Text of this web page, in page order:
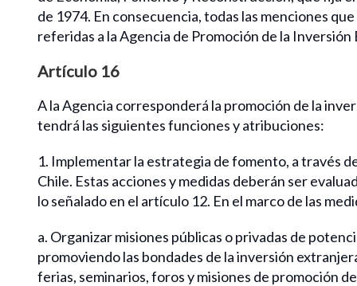
de 1974. En consecuencia, todas las menciones
referidas a la Agencia de Promoción de la
Artículo 16
A la Agencia corresponderá la promoción de la
tendrá las siguientes funciones y atribuciones:
1. Implementar la estrategia de fomento, a través
Chile. Estas acciones y medidas deberán ser
lo señalado en el artículo 12. En el marco de las
a. Organizar misiones públicas o privadas de
promoviendo las bondades de la inversión
ferias, seminarios, foros y misiones de promoción